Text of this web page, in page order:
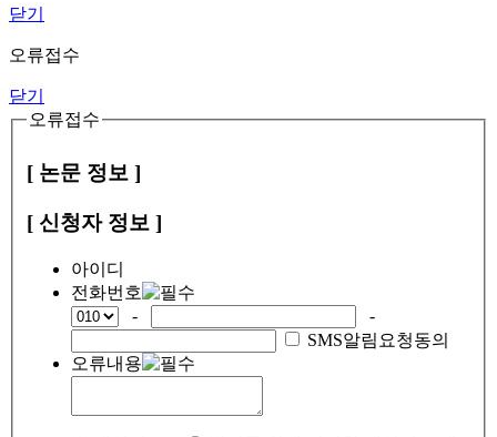
닫기
오류접수
닫기
오류접수
[ 논문 정보 ]
[ 신청자 정보 ]
아이디
전화번호
-
-
SMS알림요청동의
오류내용